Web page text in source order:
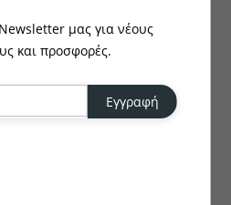
Μπεν Μαρί Grandville
μας για νέους
και προσφορές.
Εγγραφή